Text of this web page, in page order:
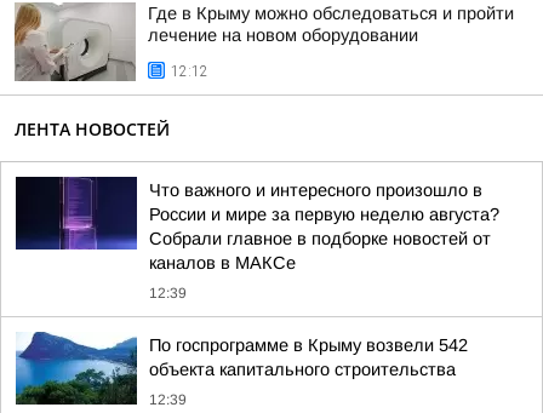
Где в Крыму можно обследоваться и пройти
лечение на новом оборудовании
12:12
ЛЕНТА НОВОСТЕЙ
Что важного и интересного произошло в
России и мире за первую неделю августа?
Собрали главное в подборке новостей от
каналов в МАКСе
12:39
По госпрограмме в Крыму возвели 542
объекта капитального строительства
12:39